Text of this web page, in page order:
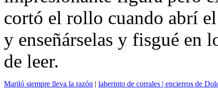
cortó el rollo cuando abrí
y enseñárselas y fisgué en
de leer.
Mariló siempre lleva la razón | laberinto de corrales | encierros de